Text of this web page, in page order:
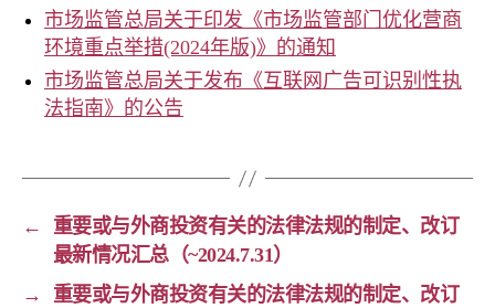
市场监管总局关于印发《市场监管部门优化营商
环境重点举措(2024年版)》的通知
市场监管总局关于发布《互联网广告可识别性执
法指南》的公告
←
重要或与外商投资有关的法律法规的制定、改订
最新情况汇总（~2024.7.31）
→
重要或与外商投资有关的法律法规的制定、改订